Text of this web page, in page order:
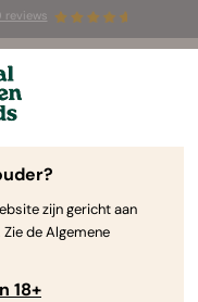
reviews
korting
⏤
zijn gericht aan
de Algemene
18+